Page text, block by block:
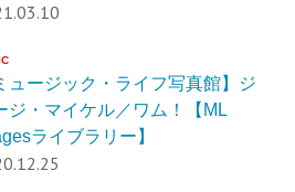
ュージック・ライフ写真館】ジ
ジ・マイケル／ワム！【ML
ライブラリー】